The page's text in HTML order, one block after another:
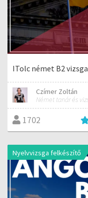
ITolc német B2
Czímer Zoltán
Német tanár és
1702
Nyelvvizsga felkészítő